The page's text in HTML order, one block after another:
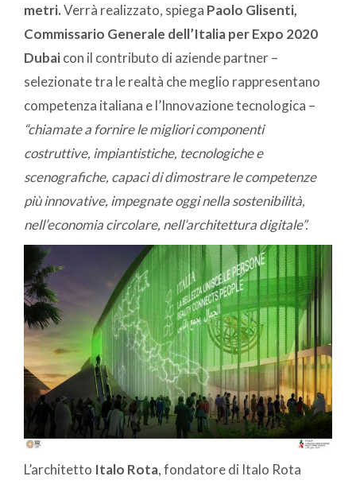
metri.Verrà realizzato, spiega Paolo Glisenti,
Commissario Generale dell’Italia per Expo 2020
Dubaicon il contributo di aziende partner –
selezionate tra le realtà che meglio rappresentano
competenza italiana e l’Innovazione tecnologica –
“chiamate a fornire le migliori componenti
costruttive, impiantistiche, tecnologiche e
scenografiche, capaci di dimostrare le competenze
più innovative, impegnate oggi nella sostenibilità,
nell’economia circolare, nell’architettura digitale”.
L’architetto Italo Rota, fondatore di Italo Rota